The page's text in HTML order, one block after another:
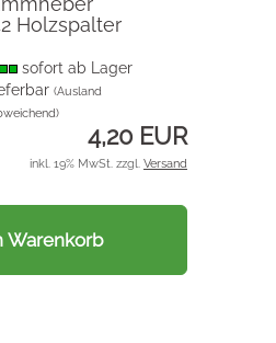
Holzspalter
sofort ab Lager
(Ausland
4,20 EUR
inkl. 19% MwSt. zzgl. Versand
Warenkorb